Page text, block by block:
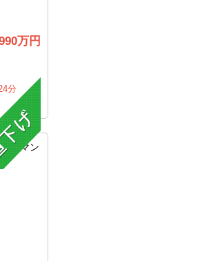
万円
分